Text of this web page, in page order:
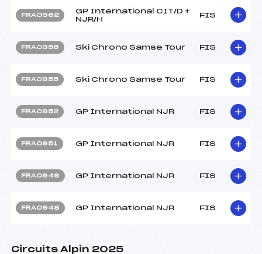
FRA0962
GP International CIT/D +
NJR/H
FIS
FRA0956 Ski Chrono Samse Tour FIS
FRA0955 Ski Chrono Samse Tour FIS
FRA0952 GP International NJR FIS
FRA0951 GP International NJR FIS
FRA0949 GP International NJR FIS
FRA0948 GP International NJR FIS
Circuits Alpin 2025